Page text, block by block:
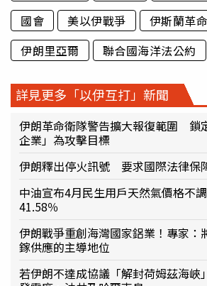
國會
美以伊戰爭
伊斯蘭革
伊朗里亞爾
聯合國海洋法公約
詳見更多「以伊互打」新聞
伊朗革命衛隊警告擴大報復範圍 鎖
企業」為攻擊目標
伊朗釋出停火訊號 要求國際法律保
中油宣布4月民生用戶天然氣價格不
41.58％
伊朗戰爭重創海灣國家鋁業！專家：
鎵供應的主導地位
若伊朗不達成協議「解封荷姆茲海峽